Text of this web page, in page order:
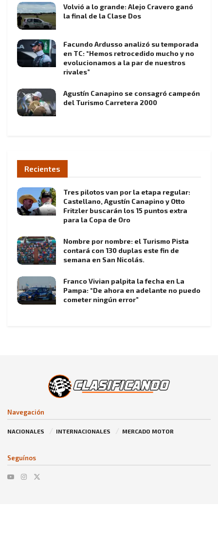
Volvió a lo grande: Alejo Cravero ganó
la final de la Clase Dos
Facundo Ardusso analizó su temporada
en TC: “Hemos retrocedido mucho y no
evolucionamos a la par de nuestros
rivales”
Agustín Canapino se consagró campeón
del Turismo Carretera 2000
Recientes
Tres pilotos van por la etapa regular:
Castellano, Agustín Canapino y Otto
Fritzler buscarán los 15 puntos extra
para la Copa de Oro
Nombre por nombre: el Turismo Pista
contará con 130 duplas este fin de
semana en San Nicolás.
Franco Vivian palpita la fecha en La
Pampa: “De ahora en adelante no puedo
cometer ningún error”
Navegación
NACIONALES INTERNACIONALES MERCADO MOTOR
Seguínos